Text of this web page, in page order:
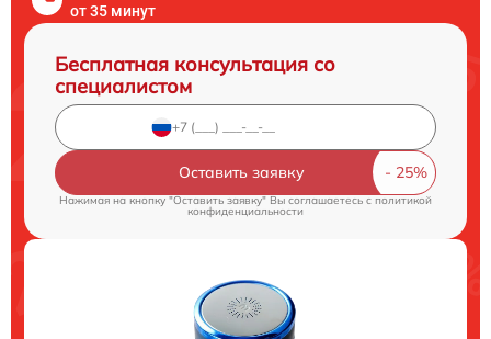
от 35 минут
Бесплатная консультация со
специалистом
Оставить заявку
Нажимая на кнопку "Оставить заявку" Вы соглашаетесь cполитикой
конфиденциальности